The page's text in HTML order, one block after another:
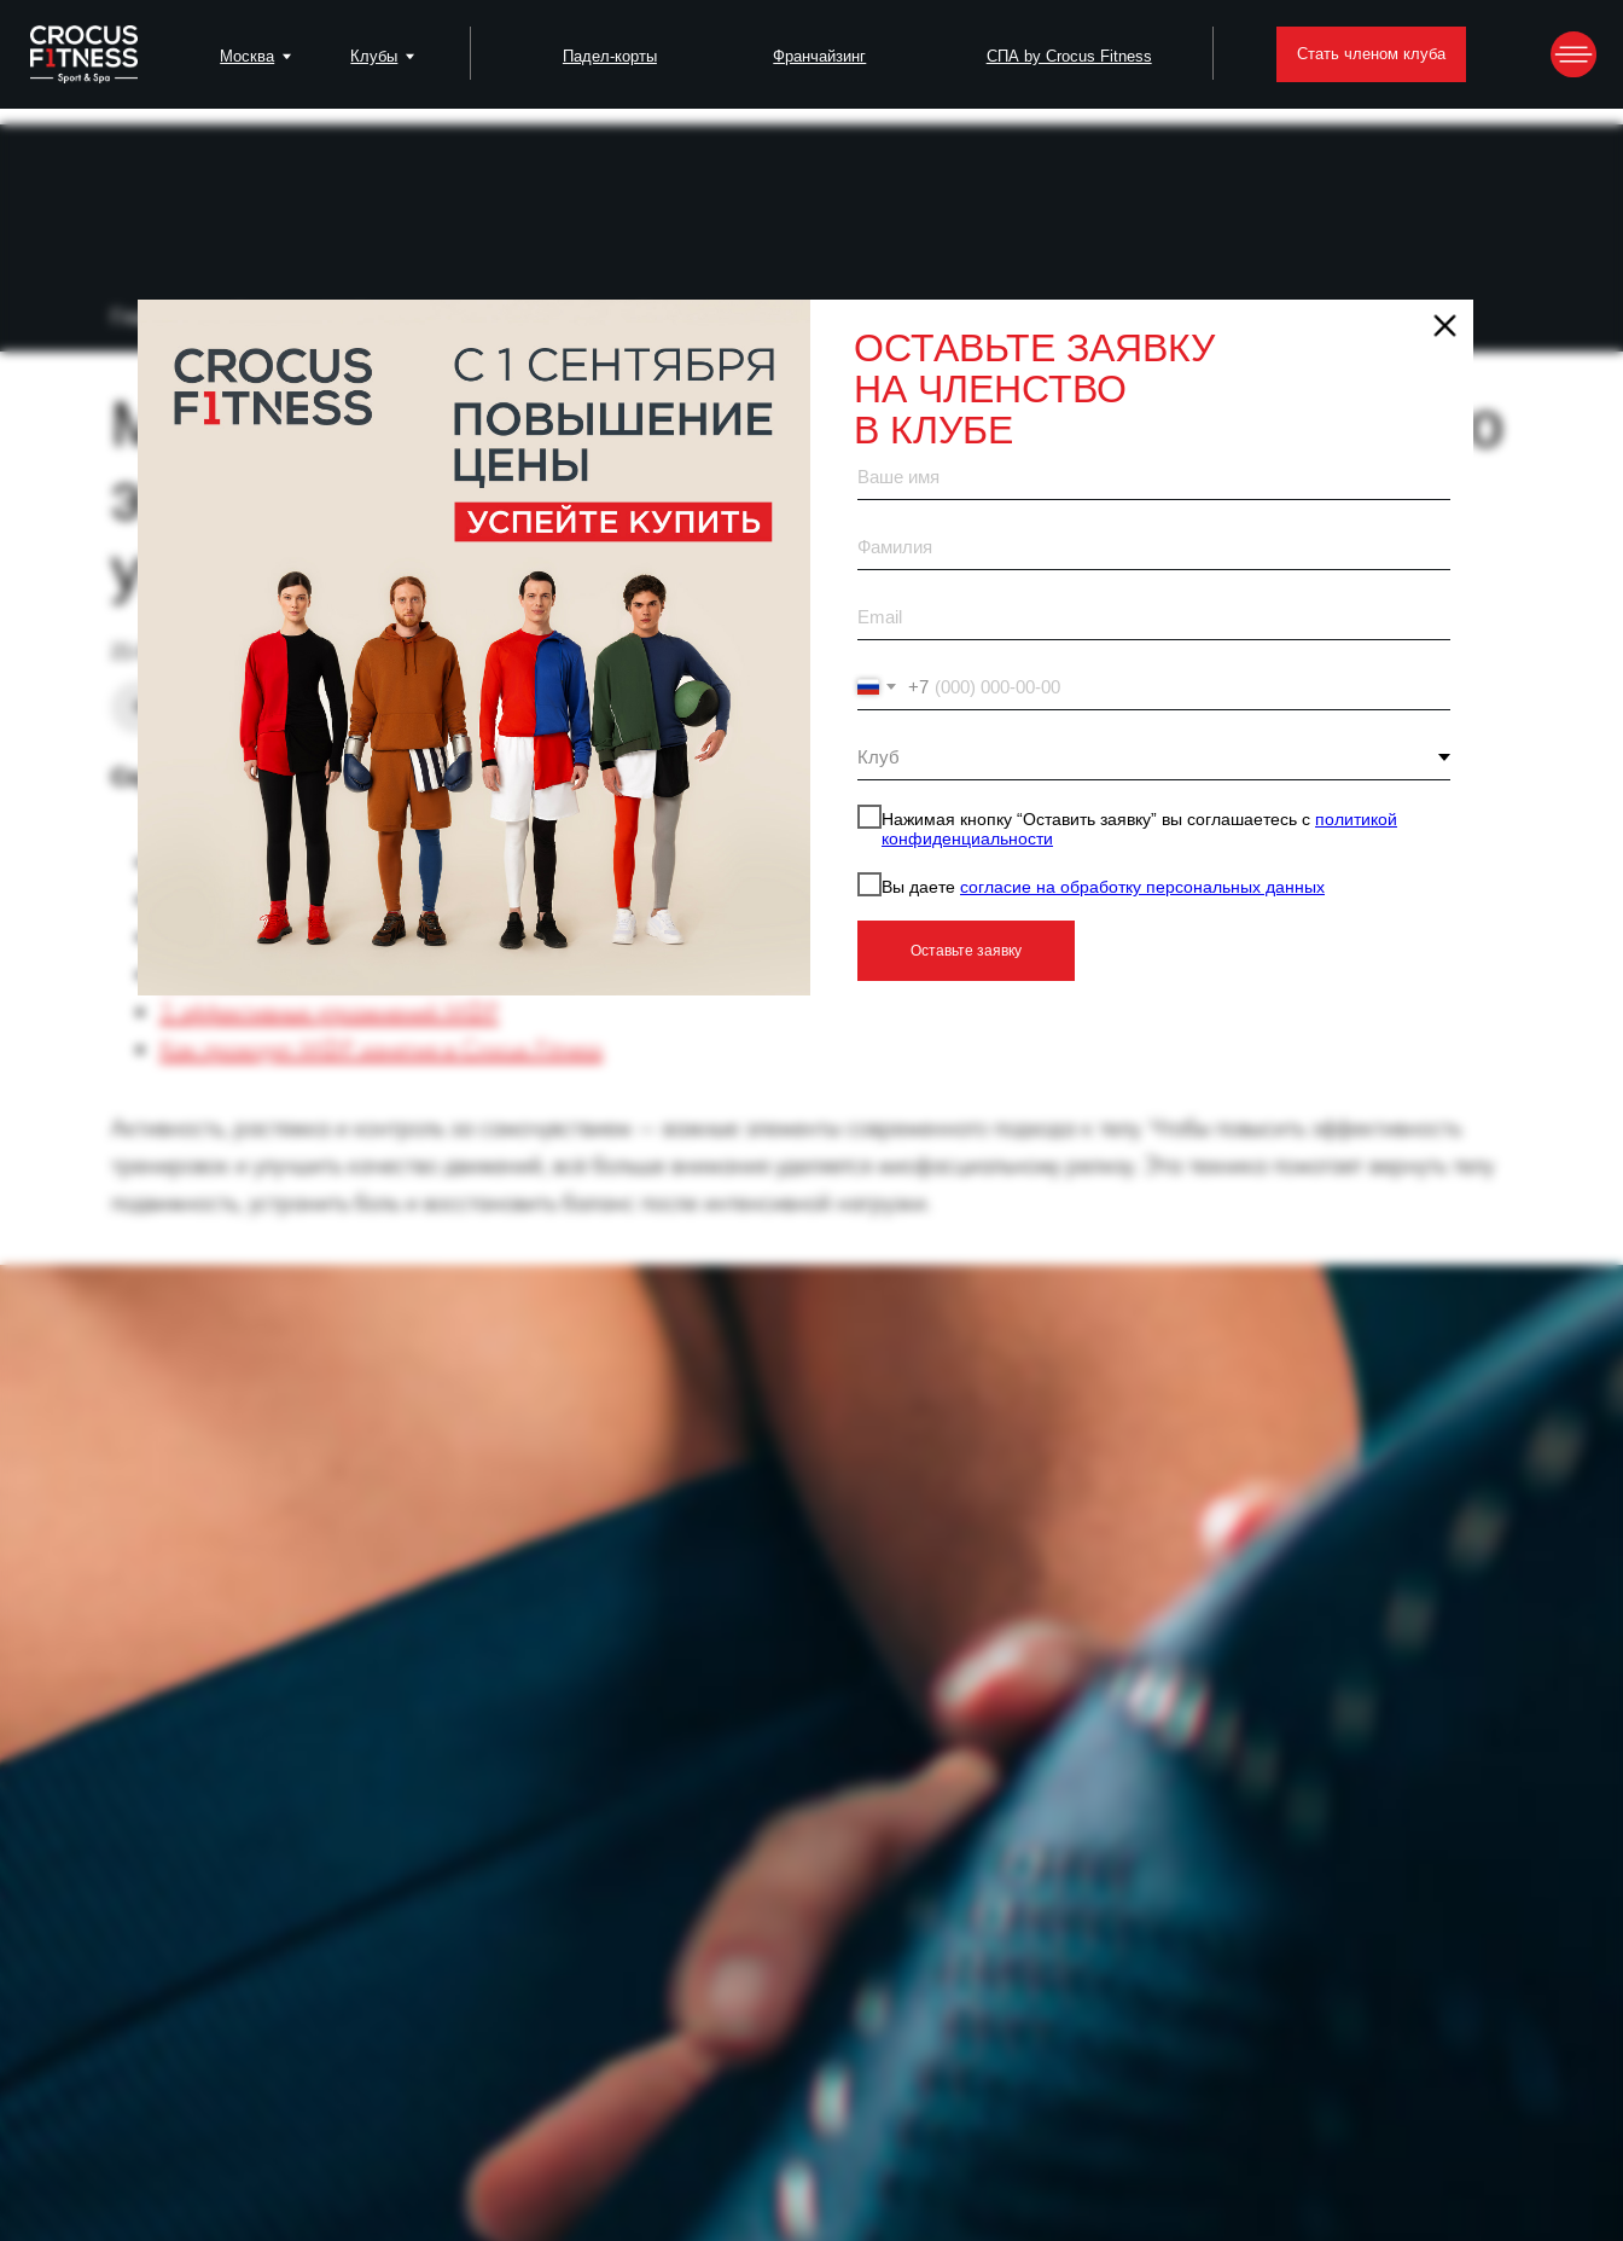
СПА by Crocus Fitness
Франчайзинг
Клубы Падел-корты
Москва
+7
Нажимая кнопку “Оставить заявку” вы соглашаетесь с политикой
конфиденциальности
Вы даете согласие на обработку персональных данных
Оставьте заявку
ОСТАВЬТЕ ЗАЯВКУ
НА ЧЛЕНСТВО
В КЛУБЕ
Главная
МФР-тренировка (миофасциальный релиз): что
это такое в фитнесе, эффективные
упражнения для здоровья мышц
Тренировки
Содержание:
Что такое МФР и зачем он нужен
Когда подходит и противопоказания
Когда делать — до или после тренировки
5 эффективных упражнений МФР
Как проходят МФР занятия в Crocus Fitness
Активность, растяжка и контроль за самочувствием — важные элементы современного подхода к телу. Чтобы повысить эффективность
тренировок и улучшить качество движений, всё больше внимания уделяется миофасциальному релизу. Эта техника помогает вернуть телу
подвижность, устранить боль и восстановить баланс после интенсивной нагрузки.